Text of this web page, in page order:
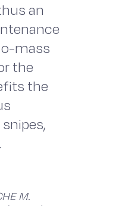
an
mass
the
the
M.